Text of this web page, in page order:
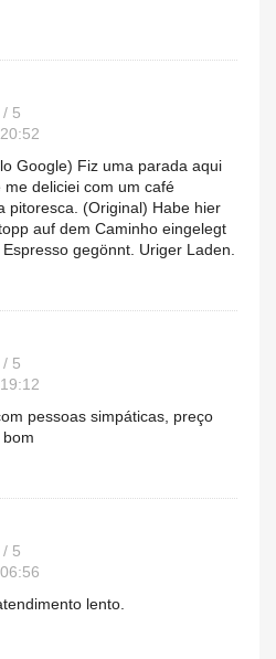
/ 5
Google) Fiz uma parada aqui
me deliciei com um café
pitoresca. (Original) Habe hier
auf dem Caminho eingelegt
gegönnt. Uriger Laden.
/ 5
pessoas simpáticas, preço
/ 5
lento.